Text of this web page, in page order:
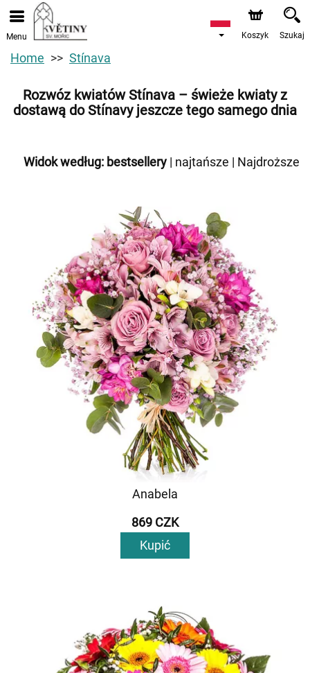
Menu Koszyk Szukaj
Home Stínava
Rozwóz kwiatów Stínava – świeże kwiaty z
dostawą do Stínavy jeszcze tego samego dnia
Widok według: bestsellery | najtańsze | Najdroższe
Anabela
869 CZK
Kupić